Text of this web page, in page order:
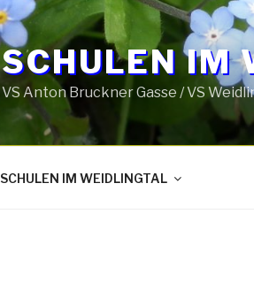
SCHULEN IM
VS Anton Bruckner Gasse / VS
SCHULEN IM WEIDLINGTAL